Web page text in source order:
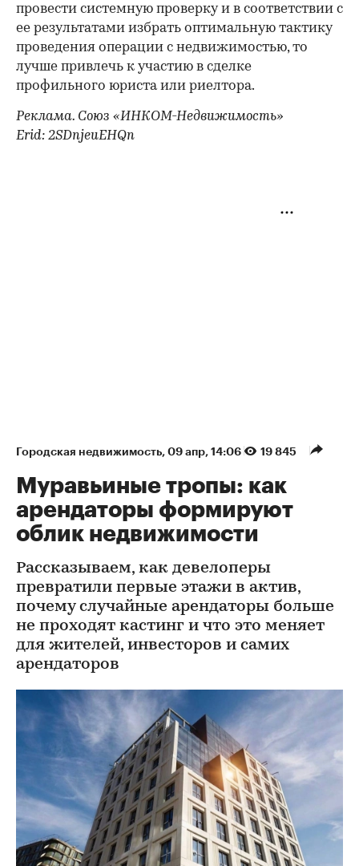
провести системную проверку и в соответствии с
ее результатами избрать оптимальную тактику
проведения операции с недвижимостью, то
лучше привлечь к участию в сделке
профильного юриста или риелтора.
Реклама. Союз «ИНКОМ-Недвижимость»
Erid: 2SDnjeuEHQn
Городская недвижимость 09 апр, 14:06 19 845
Муравьиные тропы: как
арендаторы формируют
облик недвижимости
Рассказываем, как девелоперы
превратили первые этажи в актив,
почему случайные арендаторы больше
не проходят кастинг и что это меняет
для жителей, инвесторов и самих
арендаторов